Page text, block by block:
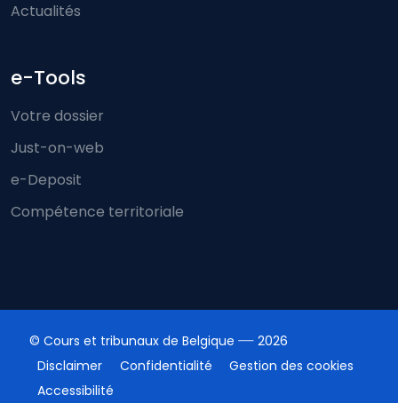
Actualités
e-Tools
Votre dossier
Just-on-web
e-Deposit
Compétence territoriale
© Cours et tribunaux de Belgique
2026
Disclaimer
Confidentialité
Gestion des cookies
Accessibilité